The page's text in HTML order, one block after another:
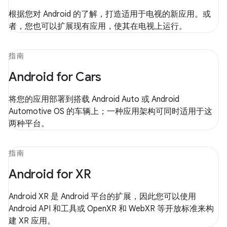
根据您对 Android 的了解，打造适用于电视的新应用。或
者，您也可以扩展现有应用，使其在电视上运行。
指南
Android for Cars
将您的应用部署到搭载 Android Auto 或 Android
Automotive OS 的车辆上；一种应用架构可同时适用于这
两种平台。
指南
Android for XR
Android XR 是 Android 平台的扩展，因此您可以使用
Android API 和工具或 OpenXR 和 WebXR 等开放标准来构
建 XR 应用。